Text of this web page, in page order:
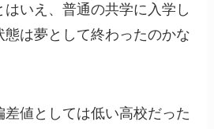
いえ、普通の共学に入学し
態は夢として終わったのかな
値としては低い高校だった